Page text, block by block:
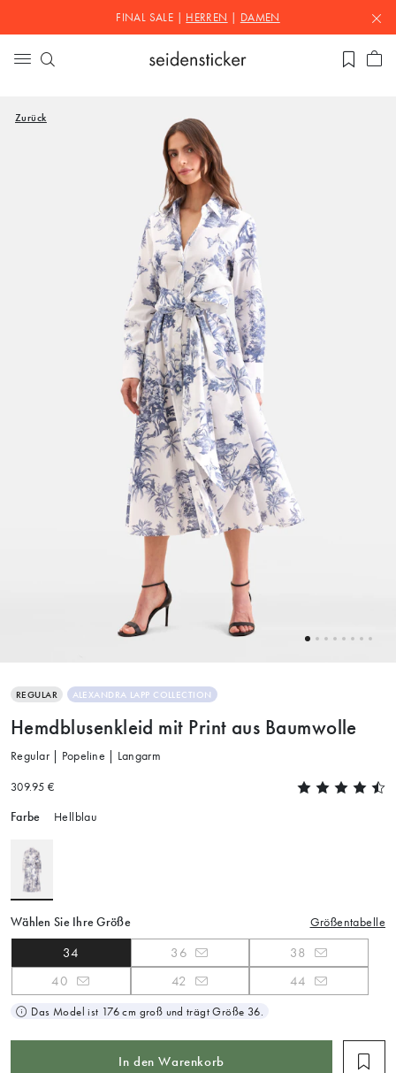
FINAL SALE | HERREN DAMEN
Zurück
REGULAR ALEXANDRA LAPP COLLECTION
Hemdblusenkleid mit Print aus Baumwolle
Regular | Popeline | Langarm
309.95 €
Farbe Hellblau
Wählen Sie Ihre Größe Größentabelle
34 36
38
40
42 44
Das Model ist 176 cm groß und trägt Größe 36.
In den Warenkorb